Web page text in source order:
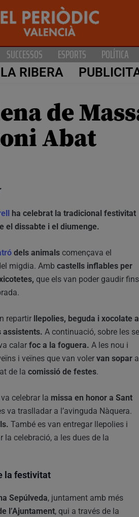
SUCCESSOS ESPORTS POLÍTICA
LA RIBERA
de
Abat
ha celebrat la tradicional festivitat
el dissabte i el diumenge.
dels animals començava el
migdia. Amb castells inflables per
que els van poder gaudir fins
repartir llepolies, beguda i xocolate a
assistents. A continuació, sobre les
calar foc a la foguera. A les nou i
i veïnes que van voler van sopar
de la comissió de festes.
celebrar la missa en honor a Sant
va traslladar a l’avinguda Nàquera.
També es van entregar llepolies i
la celebració, a les dues de la
la festivitat
Sepúlveda, juntament amb més
l’Ajuntament, qui a través de la